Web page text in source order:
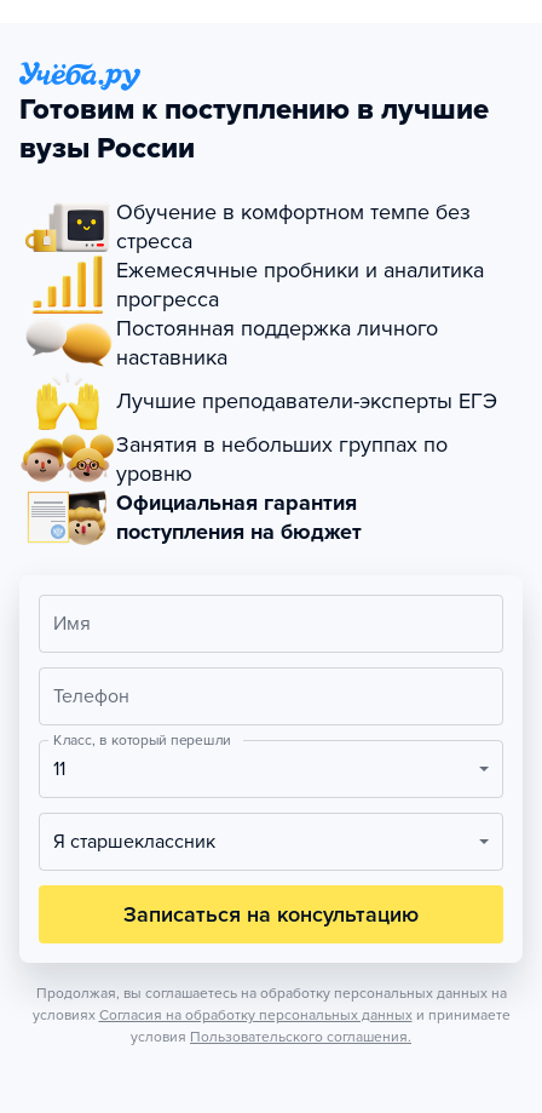
Готовим к поступлению в лучшие
вузы России
Обучение в комфортном темпе без
стресса
Ежемесячные пробники и аналитика
прогресса
Постоянная поддержка личного
наставника
Лучшие преподаватели-эксперты ЕГЭ
Занятия в небольших группах по
уровню
Официальная гарантия
поступления на бюджет
Имя
Телефон
Класс, в который перешли
11
Я старшеклассник
Записаться на консультацию
Продолжая, вы соглашаетесь на обработку персональных данных на
условиях Согласия на обработку персональных данных и принимаете
условия Пользовательского соглашения.